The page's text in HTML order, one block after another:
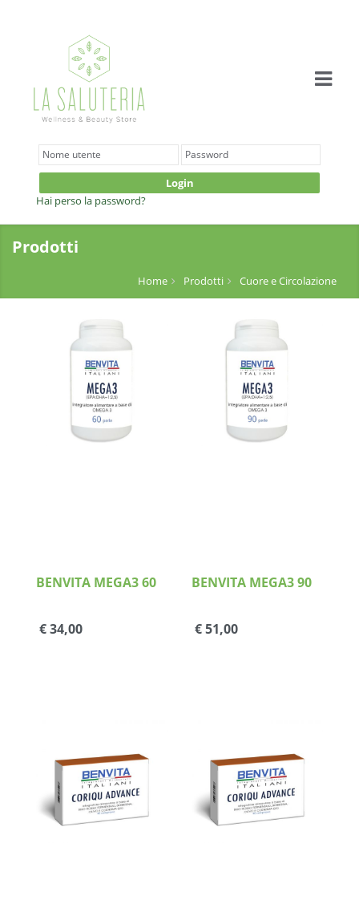
Login
Hai perso la password?
Prodotti
Home Prodotti Cuore e Circolazione
Dettagli
BENVITA MEGA3 60
€ 34,00
Dettagli
BENVITA MEGA3 90
€ 51,00